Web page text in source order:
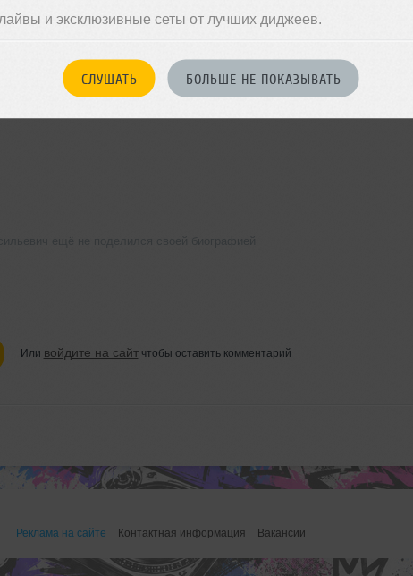
и эксклюзивные сеты от лучших диджеев.
СЛУШАТЬ БОЛЬШЕ НЕ ПОКАЗЫВАТЬ
Или войдите на сайтчтобы оставить комментарий
Реклама на сайте Контактная информация Вакансии